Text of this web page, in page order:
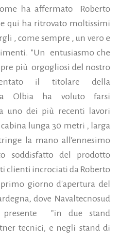
ha affermato Roberto
qui ha ritrovato moltissimi
, come sempre , un vero e
"Un entusiasmo che
più orgogliosi del nostro
il titolare della
a Olbia ha voluto farsi
uno dei più recenti lavori
lunga 30 metri , larga
la mano all'ennesimo
soddisfatto del prodotto
clienti incrociati da Roberto
giorno d'apertura del
dove Navaltecnosud
presente "in due stand
tecnici, e negli stand di